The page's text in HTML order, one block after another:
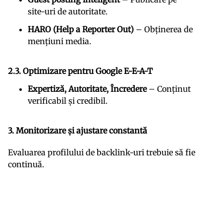
site-uri de autoritate.
HARO (Help a Reporter Out) – Obținerea de
mențiuni media.
2.3. Optimizare pentru Google E-E-A-T
Expertiză, Autoritate, Încredere– Conținut
verificabil și credibil.
3. Monitorizare și ajustare constantă
Evaluarea profilului de backlink-uri trebuie să fie
continuă.